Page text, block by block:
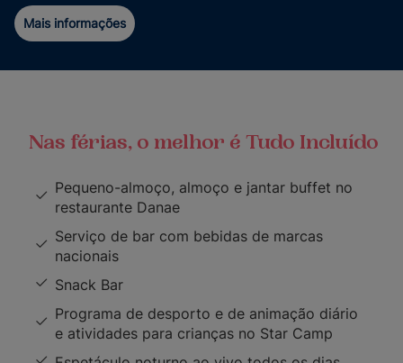
Mais informações
Nas férias, o melhor é Tudo Incluído
Pequeno-almoço, almoço e jantar buffet no
restaurante Danae
Serviço de bar com bebidas de marcas
nacionais
Snack Bar
Programa de desporto e de animação diário
e atividades para crianças no Star Camp